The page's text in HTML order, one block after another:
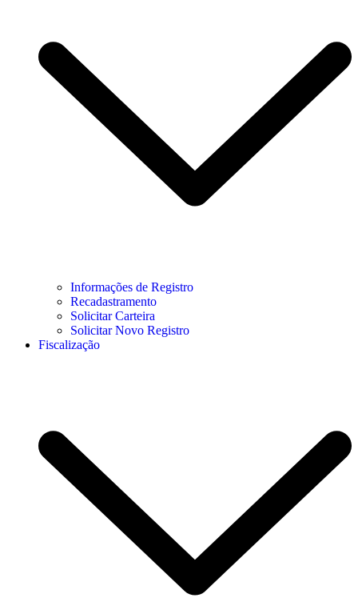
Informações de Registro
Recadastramento
Solicitar Carteira
Solicitar Novo Registro
Fiscalização